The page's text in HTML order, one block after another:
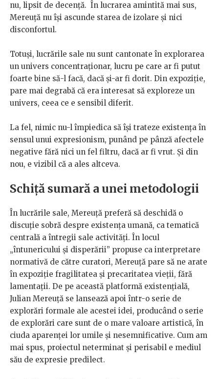
nu, lipsit de decență. În lucrarea amintită mai sus,
Mereuță nu își ascunde starea de izolare și nici
disconfortul.
Totuși, lucrările sale nu sunt cantonate în explorarea
un univers concentraționar, lucru pe care ar fi putut
foarte bine să-l facă, dacă și-ar fi dorit. Din expoziție,
pare mai degrabă că era interesat să exploreze un
univers, ceea ce e sensibil diferit.
La fel, nimic nu-l împiedica să își trateze existența în
sensul unui expresionism, punând pe pânză afectele
negative fără nici un fel filtru, dacă ar fi vrut. Și din
nou, e vizibil că a ales altceva.
Schiță sumară a unei metodologii
În lucrările sale, Mereuță preferă să deschidă o
discuție sobră despre existența umană, ca tematică
centrală a întregii sale activități. În locul
„întunericului și disperării” propuse ca interpretare
normativă de către curatori, Mereuță pare să ne arate
în expoziție fragilitatea și precaritatea vieții, fără
lamentații. De pe această platformă existențială,
Julian Mereuță se lansează apoi într-o serie de
explorări formale ale acestei idei, producând o serie
de explorări care sunt de o mare valoare artistică, în
ciuda aparenței lor umile și nesemnificative. Cum am
mai spus, proiectul neterminat și perisabil e mediul
său de expresie predilect.